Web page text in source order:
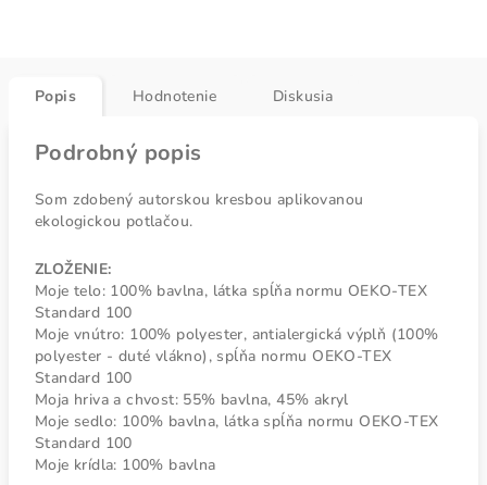
Popis Hodnotenie Diskusia
Podrobný popis
Som zdobený autorskou kresbou aplikovanou
ekologickou potlačou.
ZLOŽENIE:
Moje telo: 100% bavlna, látka spĺňa normu OEKO-TEX
Standard 100
Moje vnútro: 100% polyester, antialergická výplň (100%
polyester - duté vlákno), spĺňa normu OEKO-TEX
Standard 100
Moja hriva a chvost: 55% bavlna, 45% akryl
Moje sedlo: 100% bavlna, látka spĺňa normu OEKO-TEX
Standard 100
Moje krídla: 100% bavlna